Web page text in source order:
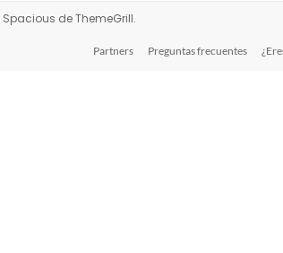
Spacious de ThemeGrill.
Partners Preguntas frecuentes